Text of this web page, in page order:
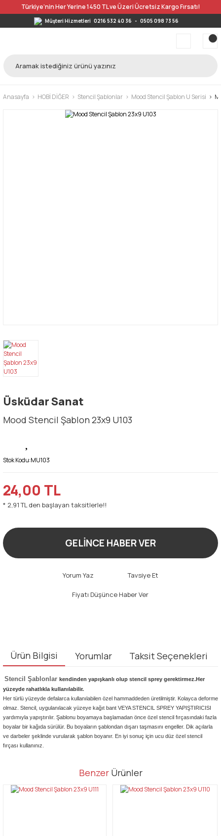
Türkiye’nin Her Yerine 1450 TL ve Üzeri Ücretsiz Kargo Fırsatı!
Müşteri Hizmetleri 0216 532 40 36 - 0505 098 73 56
Anasayfa HOBİ DİĞER Stencil Şablonlar Mood Stencil Şablon U Serisi
Üsküdar Sanat
Mood Stencil Şablon 23x9 U103
Stok Kodu:MU103
24,00 TL
* 2,91 TL den başlayan taksitlerle!!
GELİNCE HABER VER
Yorum Yaz Tavsiye Et
Fiyatı Düşünce Haber Ver
Ürün Bilgisi Yorumlar Taksit Seçenekleri
Stencil Şablonlar kendinden yapışkanlı olup stencil sprey gerektirmez.Her
yüzeyde rahatlıkla kullanılabilir.
Her türlü yüzeyde defalarca kullanılabilen özel hammaddeden üretilmiştir. Kolayca deforme
olmaz. Stencil, uygulanılacak yüzeye kağıt bant VEYA STENCIL SPREY YAPIŞTIRICISI
yardımıyla yapıştırılır. Şablonu boyamaya başlamadan önce özel stencil fırçasındaki fazla
boyalar bir kağıda sürülür. Bu boyaların şablondan dışarı taşmasını engeller. Dik açılarla
ve darbeler şeklinde vurularak şablon boyanır. En iyi sonuç için ucu düz özel stencil
fırçası kullanınız.
Bu ürüne ilk yorumu siz yapın!
Bu ürünün fiyat bilgisi, resim, ürün açıklamalarında ve diğer
tarafımıza iletebilirsiniz.
Benzer Ürünler